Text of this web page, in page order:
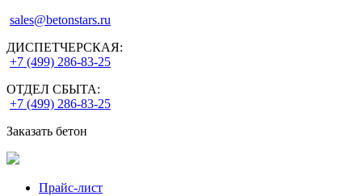
sales@betonstars.ru
ДИСПЕТЧЕРСКАЯ:
+7 (499) 286-83-25
ОТДЕЛ СБЫТА:
+7 (499) 286-83-25
Заказать бетон
Прайс-лист